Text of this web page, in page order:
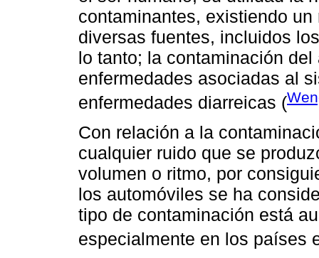
contaminantes, existiendo
diversas fuentes, incluidos
lo tanto; la contaminación
enfermedades asociadas al
enfermedades diarreicas (
Con relación a la
cualquier ruido que se
volumen o ritmo, por
los automóviles se ha
tipo de contaminación está
especialmente en los países